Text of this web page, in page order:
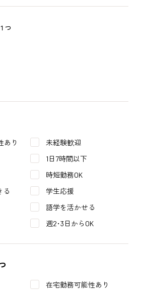
つ
あり
未経験歓迎
1日7時間以下
時短勤務OK
る
学生応援
語学を活かせる
週2･3日からOK
在宅勤務可能性あり